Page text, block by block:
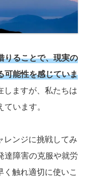
りることで、現実の
可能性を感じていま
しますが、私たちは
います。
レンジに挑戦してみ
達障害の克服や就労
く触れ適切に使いこ